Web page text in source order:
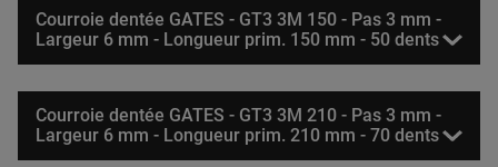
Courroie dentée GATES - GT3 3M 150 - Pas 3 mm -
Largeur 6 mm - Longueur prim. 150 mm - 50 dents
Courroie dentée GATES - GT3 3M 210 - Pas 3 mm -
Largeur 6 mm - Longueur prim. 210 mm - 70 dents